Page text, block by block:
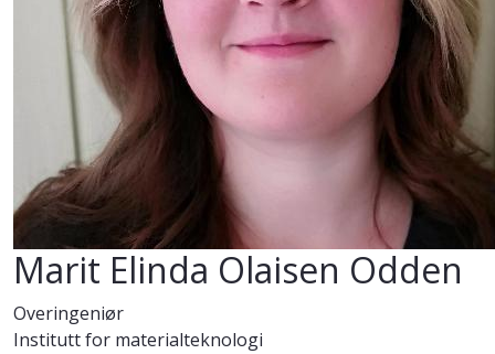
Marit Elinda Olaisen Odden
Overingeniør
Institutt for materialteknologi